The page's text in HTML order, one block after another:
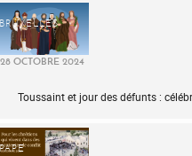
BRUXELLES
28 OCTOBRE 2024
Toussaint et jour des défunts :
PAPE